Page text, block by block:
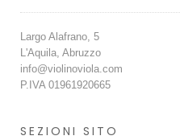
Largo Alafrano, 5
L'Aquila, Abruzzo
info@violinoviola.com
P.IVA 01961920665
SEZIONI SITO